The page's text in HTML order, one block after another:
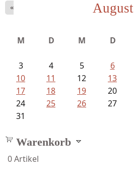
Goetze, Christina - Ade, du schöne...
August
«
M D M D
3
4 5 6
10
11 12 13
17
18 19 20
24
25 26 27
31
Warenkorb
0Artikel